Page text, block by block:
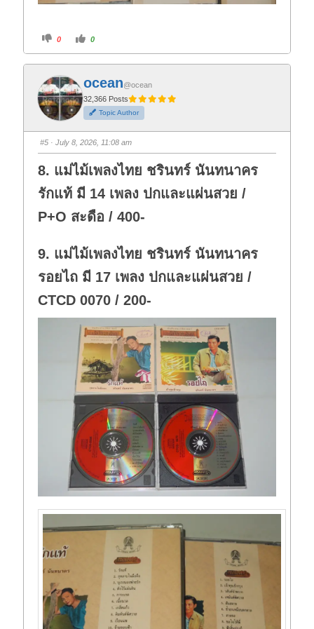
C
i
k
f
o
r
t
h
u
m
d
o
n
0
C
i
k
o
r
t
h
u
m
u
p
0
ocean@ocean
32,366 Posts
Topic Author
#5 · July 8, 2026, 11:08 am
8. แม่ไม้เพลงไทย ชรินทร์ นันทนาคร
รักแท้ มี 14 เพลง ปกและแผ่นสวย /
P+O สะดือ / 400-
9. แม่ไม้เพลงไทย ชรินทร์ นันทนาคร
รอยไถ มี 17 เพลง ปกและแผ่นสวย /
CTCD 0070 / 200-